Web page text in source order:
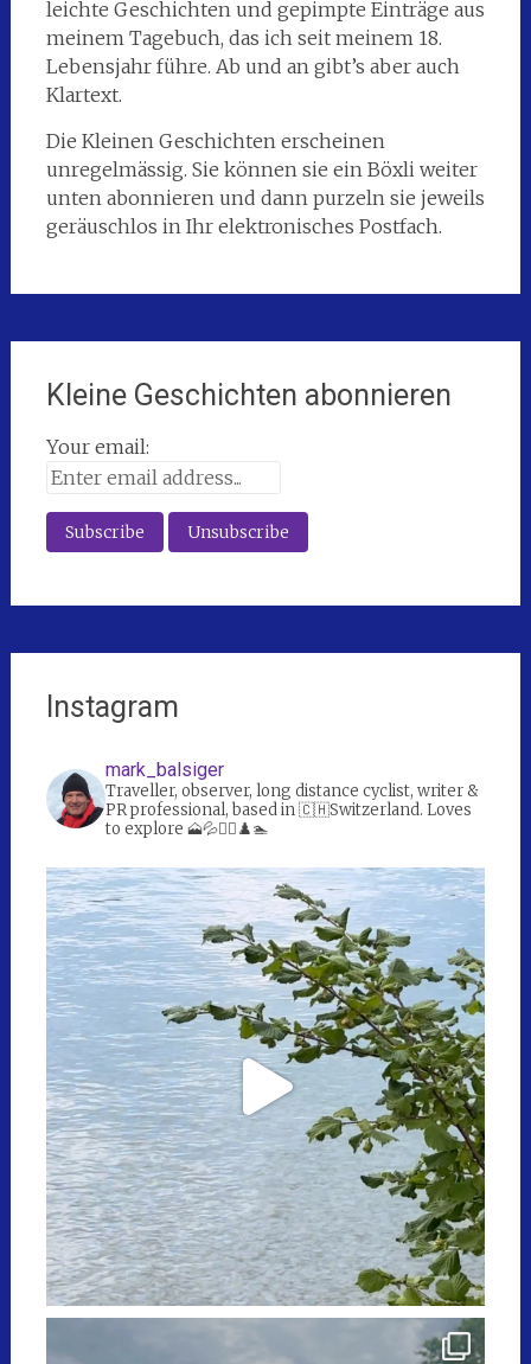
leichte Geschichten und gepimpte Einträge aus
meinem Tagebuch, das ich seit meinem 18.
Lebensjahr führe. Ab und an gibt’s aber auch
Klartext.
Die Kleinen Geschichten erscheinen
unregelmässig. Sie können sie ein Böxli weiter
unten abonnieren und dann purzeln sie jeweils
geräuschlos in Ihr elektronisches Postfach.
Kleine Geschichten abonnieren
Your email:
Instagram
mark_balsiger
Traveller, observer, long distance cyclist, writer &
PR professional, based in 🇨🇭Switzerland. Loves
to explore 🗻💦🚴‍♀️♟️🏊